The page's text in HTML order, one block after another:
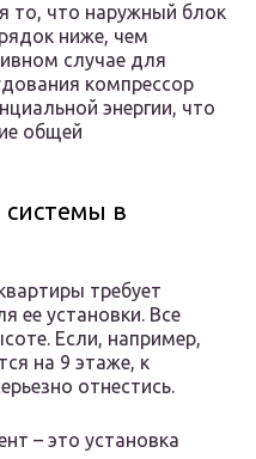
то, что наружный блок
ниже, чем
случае для
компрессор
энергии, что
общей
в
требует
ее установки. Все
Если, например,
на 9 этаже, к
отнестись.
– это установка